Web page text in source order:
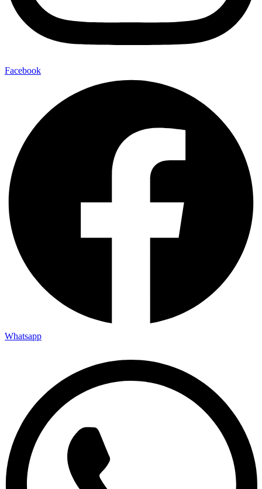
Facebook
Whatsapp